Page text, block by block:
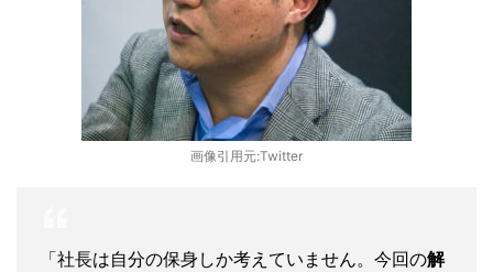
画像引用元:Twitter
「社長は自分の保身しか考えていません。今回の解